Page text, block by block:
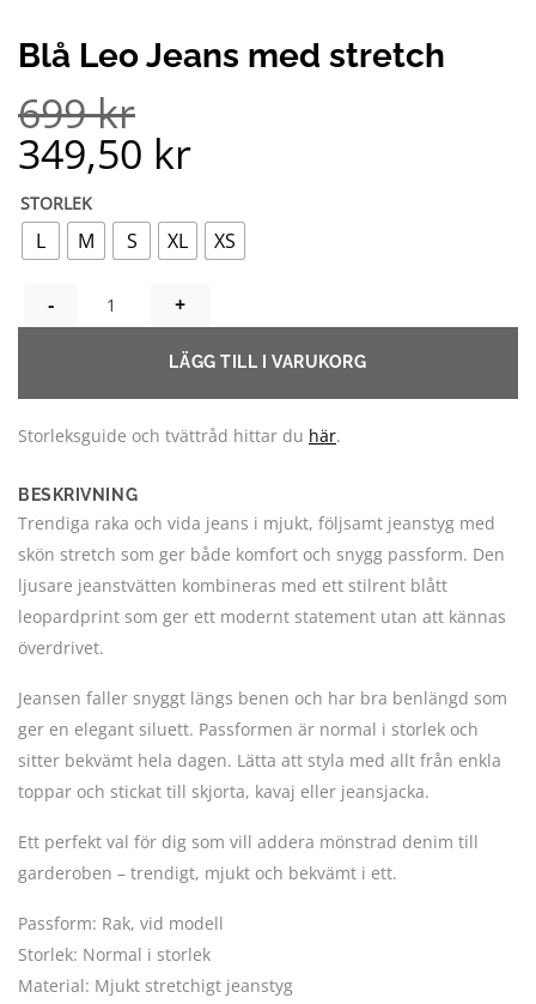
Blå Leo Jeans med stretch
699kr
349,50 kr
STORLEK
L M S XL XS
BLÅ LEO JEANS MED STRETCH MÄNGD
LÄGG TILL I VARUKORG
Storleksguide och tvättråd hittar du här.
BESKRIVNING
Trendiga raka och vida jeans i mjukt, följsamt jeanstyg med
skön stretch som ger både komfort och snygg passform. Den
ljusare jeanstvätten kombineras med ett stilrent blått
leopardprint som ger ett modernt statement utan att kännas
överdrivet.
Jeansen faller snyggt längs benen och har bra benlängd som
ger en elegant siluett. Passformen är normal i storlek och
sitter bekvämt hela dagen. Lätta att styla med allt från enkla
toppar och stickat till skjorta, kavaj eller jeansjacka.
Ett perfekt val för dig som vill addera mönstrad denim till
garderoben – trendigt, mjukt och bekvämt i ett.
Passform: Rak, vid modell
Storlek: Normal i storlek
Material: Mjukt stretchigt jeanstyg